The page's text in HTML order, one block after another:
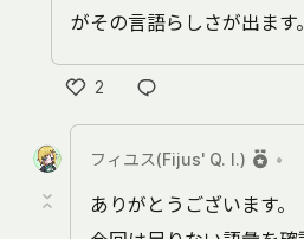
がその言語らしさが出ます。
2
い
ねフィユス(Fijus' Q. I.) •
ありがとうございます。